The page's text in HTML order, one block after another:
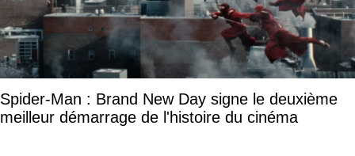
Spider-Man : Brand New Day signe le deuxième
meilleur démarrage de l'histoire du cinéma